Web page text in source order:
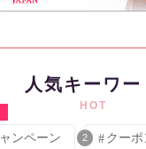
人気キーワー
HOT
ンペーン 2 クー